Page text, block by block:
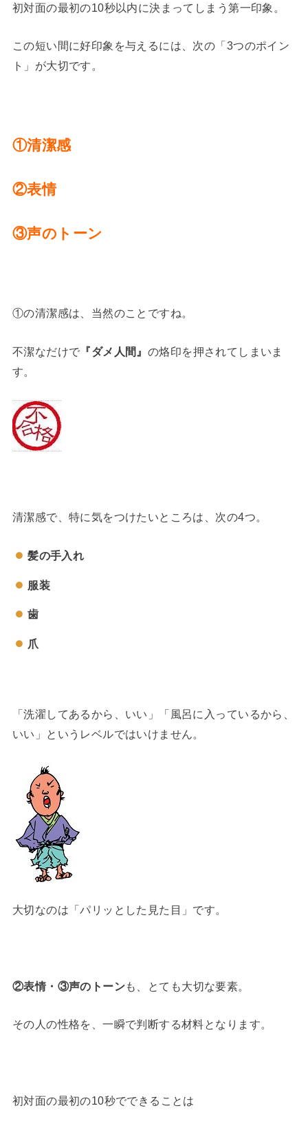
初対面の最初の10秒以内に決まってしまう第一印象。
この短い間に好印象を与えるには、次の「3つのポイン
ト」が大切です。
①清潔感
②表情
③声のトーン
①の清潔感は、当然のことですね。
不潔なだけで 『ダメ人間』 の烙印を押されてしまいま
す。
清潔感で、特に気をつけたいところは、次の4つ。
髪の手入れ
服装
歯
爪
「洗濯してあるから、いい」「風呂に入っているから、
いい」というレベルではいけません。
大切なのは「パリッとした見た目」です。
②表情・③声のトーンも、とても大切な要素。
その人の性格を、一瞬で判断する材料となります。
初対面の最初の10秒でできることは